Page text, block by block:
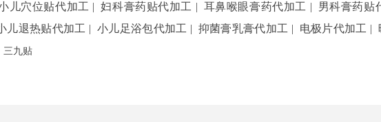
儿穴位贴代加工 |妇科膏药贴代加工 | 耳鼻喉眼膏药代加工 | 男科膏药贴
儿退热贴代加工 | 小儿足浴包代加工 | 抑菌膏乳膏代加工 | 电极片代加工 |
三九贴